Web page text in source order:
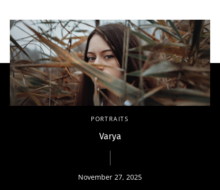
PORTRAITS
Varya
November 27, 2025